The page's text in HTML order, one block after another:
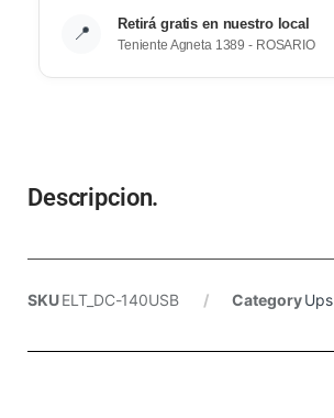
📍 Retirá gratis en nuestro local
Teniente Agneta 1389 - ROSARIO
Descripcion.
SKUELT_DC-140USB Category Ups